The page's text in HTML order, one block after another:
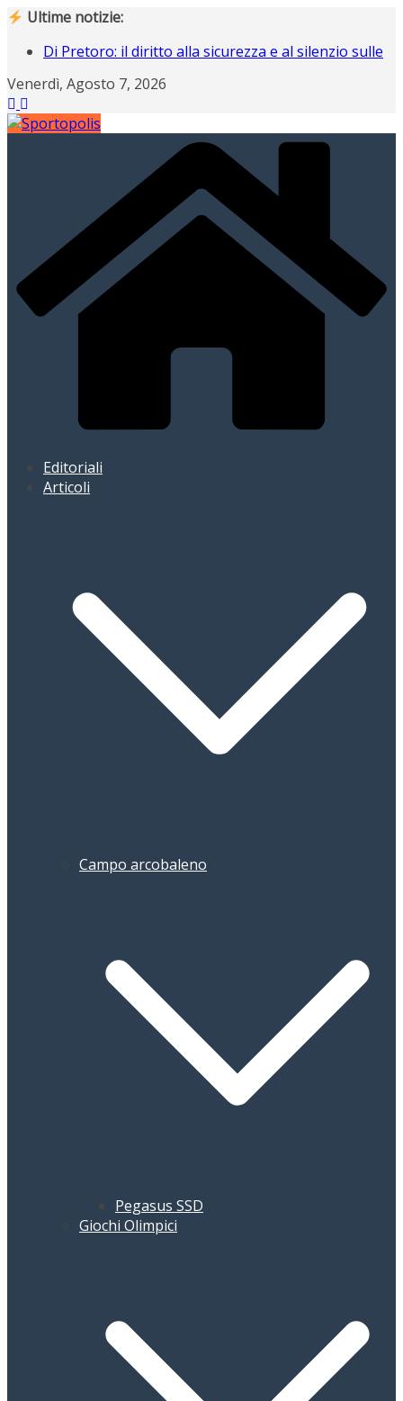
Salta
contenuto
Ultime notizie:
Di Pretoro: il diritto alla sicurezza e al silenzio sulle
Operazione Nostalgia, Gianluigi Buffon scende in
campo ad Ancona
Operazione Nostalgia svela i protagonisti del
Campiani italiani 3D di Schilpario: assegnati i
tricolori individuali e a squadre
Gli italiani al Tour: CLASSIFICA FINALE, a Davide
Piganzoli la maglia gialla “italiana”
Venerdì, Agosto 7, 2026
Editoriali
Articoli
Campo arcobaleno
Pegasus SSD
Giochi Olimpici